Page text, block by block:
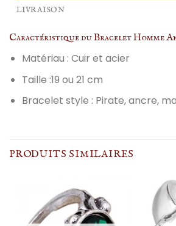
LIVRAISON
Caractéristique du Bracelet Homme
Matériau : Cuir et acier
Taille :19 ou 21 cm
Bracelet style : Pirate, ancre,
PRODUITS SIMILAIRES